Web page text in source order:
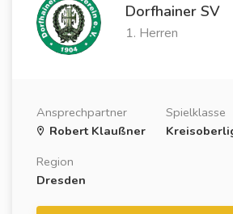
Dorfhainer SV
1. Herren
Ansprechpartner
Robert Klaußner
Spielklasse
Region
Dresden